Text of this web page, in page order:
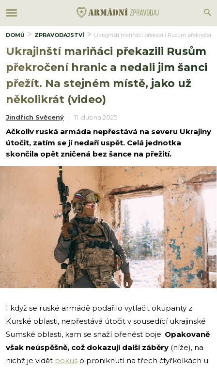
DOMŮ ZPRAVODAJSTVÍ Ukrajinští mariňáci překazili Rusům
Ukrajinští mariňáci překazili Rusům
překročení hranic a nedali jim šanci
přežít. Na stejném místě, jako už
několikrát (video)
Jindřich Svěcený 11. dubna 2025
Ačkoliv ruská armáda nepřestává na severu Ukrajiny
útočit, zatím se jí nedaří uspět. Celá jednotka
skončila opět zničená bez šance na přežití.
i
I když se ruské armádě podařilo vytlačit okupanty z
Kurské oblasti, nepřestává útočit v sousedící ukrajinské
Sumské oblasti, kam se snaží přenést boje. Opakovaně
však neúspěšně, což dokazují další záběry (níže), na
nichž je vidět pokus o proniknutí na třech čtyřkolkách u